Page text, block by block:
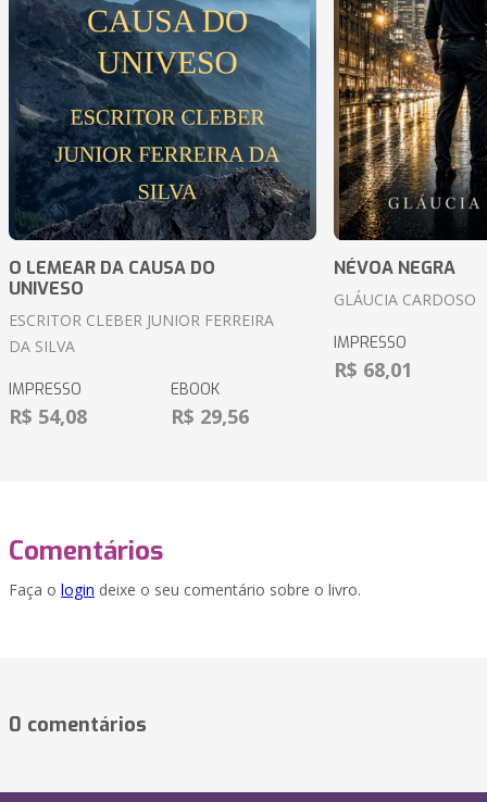
O LEMEAR DA CAUSA DO
UNIVESO
ESCRITOR CLEBER JUNIOR FERREIRA
DA SILVA
IMPRESSO
R$ 54,08
EBOOK
R$ 29,56
NÉVOA NEGRA
GLÁUCIA CARDOSO
IMPRESSO
R$ 68,01
Comentários
Faça o login deixe o seu comentário sobre o livro.
0 comentários